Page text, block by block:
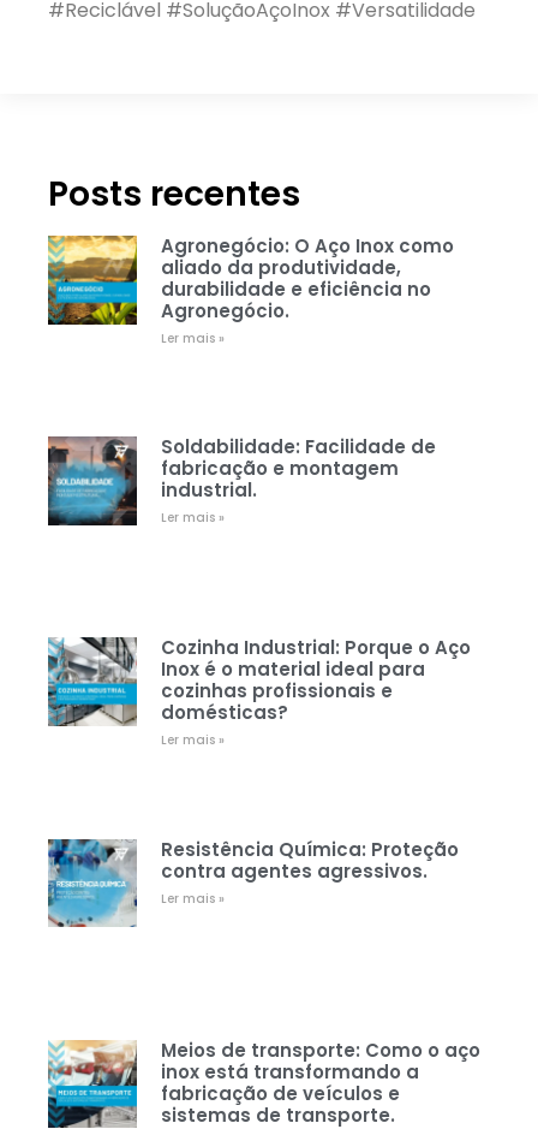
#Reciclável #SoluçãoAçoInox #Versatilidade
Posts recentes
Agronegócio: O Aço Inox como
aliado da produtividade,
durabilidade e eficiência no
Agronegócio.
Ler mais »
Soldabilidade: Facilidade de
fabricação e montagem
industrial.
Ler mais »
Cozinha Industrial: Porque o Aço
Inox é o material ideal para
cozinhas profissionais e
domésticas?
Ler mais »
Resistência Química: Proteção
contra agentes agressivos.
Ler mais »
Meios de transporte: Como o aço
inox está transformando a
fabricação de veículos e
sistemas de transporte.